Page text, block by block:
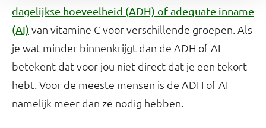
dagelijkse hoeveelheid (ADH) of adequate inname
(AI) van vitamine C voor verschillende groepen. Als
je wat minder binnenkrijgt dan de ADH of AI
betekent dat voor jou niet direct dat je een tekort
hebt. Voor de meeste mensen is de ADH of AI
namelijk meer dan ze nodig hebben.